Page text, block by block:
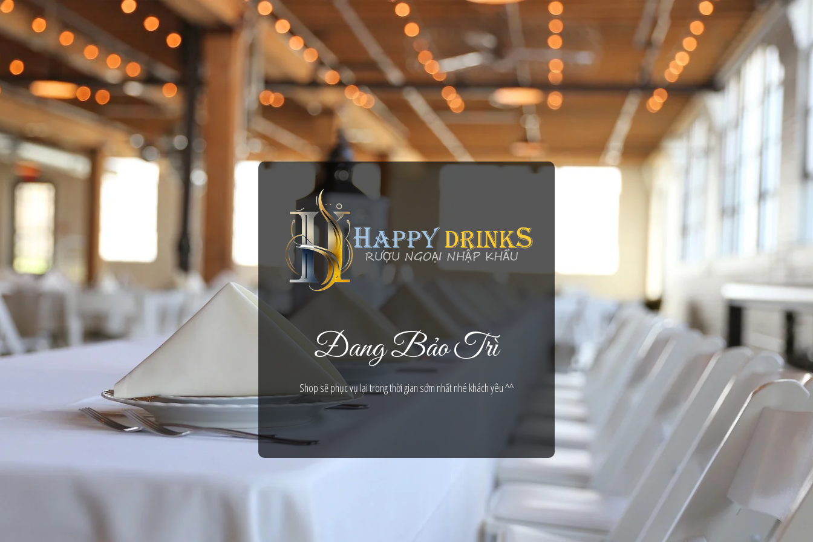
Đang Bảo Trì
Shop sẽ phục vụ lại trong thời gian sớm nhất nhé khách yêu ^^